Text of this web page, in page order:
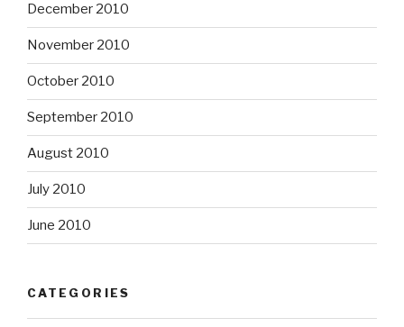
December 2010
November 2010
October 2010
September 2010
August 2010
July 2010
June 2010
CATEGORIES